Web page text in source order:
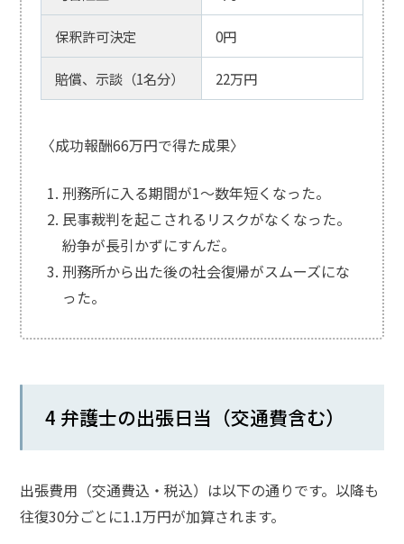
保釈許可決定 0円
賠償、示談（1名分） 22万円
〈成功報酬66万円で得た成果〉
刑務所に入る期間が1〜数年短くなった。
民事裁判を起こされるリスクがなくなった。
紛争が長引かずにすんだ。
刑務所から出た後の社会復帰がスムーズにな
った。
4 弁護士の出張日当（交通費含む）
出張費用（交通費込・税込）は以下の通りです。以降も
往復30分ごとに1.1万円が加算されます。